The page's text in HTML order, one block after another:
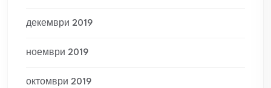
декември 2019
ноември 2019
октомври 2019